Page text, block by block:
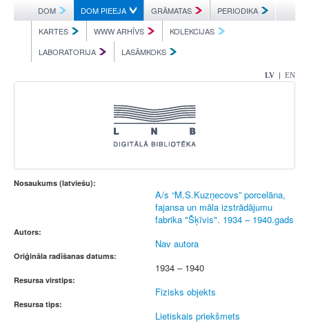
DOM DOM PIEEJA GRĀMATAS
PERIODIKA
KARTES
WWW ARHĪVS
KOLEKCIJAS
LABORATORIJA
LASĀMKOKS
LV | EN
Nosaukums (latviešu):
A/s “M.S.Kuzņecovs” porcelāna,
fajansa un māla izstrādājumu
fabrika "Šķīvis". 1934 – 1940.gads
Autors:
Nav autora
Oriģināla radīšanas datums:
1934 – 1940
Resursa virstips:
Fizisks objekts
Resursa tips:
Lietiskais priekšmets